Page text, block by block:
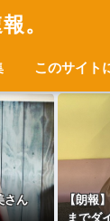
。
このサイト
さん
【朗報
までダ